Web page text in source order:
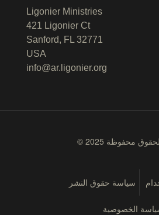
Ligonier Ministries
421 Ligonier Ct
Sanford, FL 32771
USA
info@ar.ligonier.org
الحقوق محفوظة
سياسة حقوق النشر
الخصوصية